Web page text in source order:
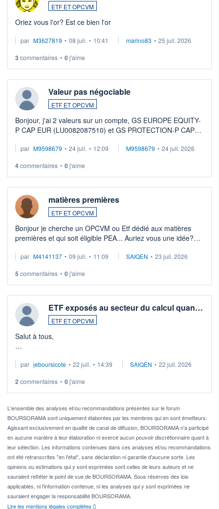
ETF ET OPCVM
Oriez vous l'or? Est ce bien l'or
par M3627819 • 08 juil. • 10:41 marino83 • 25 juil. 2026
3 commentaires • 0j'aime
Valeur pas négociable
ETF ET OPCVM
Bonjour, j'ai 2 valeurs sur un compte, GS EUROPE EQUITY-
P CAP EUR (LU0082087510) et GS PROTECTION-P CAP
veux procéder à la vente, on me signale ...
par M9598679 • 24 juil. • 12:09 M9598679 • 24 juil. 2026
4commentaires • 0j'aime
matières premières
ETF ET OPCVM
Bonjour je cherche un OPCVM ou Etf dédié aux matières
premières et qui soit éligible PEA... Auriez vous une idée?
par M4141137 • 09 juil. • 11:09 SAIQEN • 23 juil. 2026
5 commentaires • 0j'aime
ETF exposés au secteur du calcul quan…
ETF ET OPCVM
Salut à tous,
via un ETF plutôt que des actions individuelles.
Idéalement, je voudrais qu'il soit éligible au PEA.
Pour l' ...
par jeboursicote • 22 juil. • 14:39 SAIQEN • 22 juil. 2026
2 commentaires • 0j'aime
L'ensemble des analyses et/ou recommandations présentes sur le forum
BOURSORAMA sont uniquement élaborées par les membres qui en sont émetteurs.
Agissant exclusivement en qualité de canal de diffusion, BOURSORAMA n'a participé
en aucune manière à leur élaboration ni exercé aucun pouvoir discrétionnaire quant à
leur sélection. Les informations contenues dans ces analyses et/ou recommandations
ont été retranscrites "en l'état", sans déclaration ni garantie d'aucune sorte. Les
opinions ou estimations qui y sont exprimées sont celles de leurs auteurs et ne
sauraient refléter le point de vue de BOURSORAMA. Sous réserves des lois
applicables, ni l'information contenue, ni les analyses qui y sont exprimées ne
sauraient engager la responsabilité BOURSORAMA.
Lire les mentions légales complètes